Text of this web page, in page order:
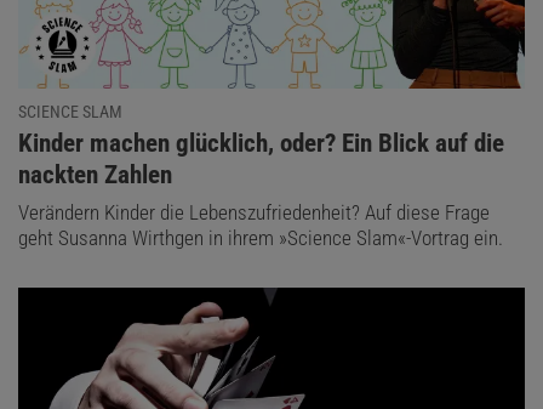
SCIENCE SLAM
:
Kinder machen glücklich, oder? Ein Blick auf die
nackten Zahlen
Verändern Kinder die Lebenszufriedenheit? Auf diese Frage
geht Susanna Wirthgen in ihrem »Science Slam«-Vortrag ein.